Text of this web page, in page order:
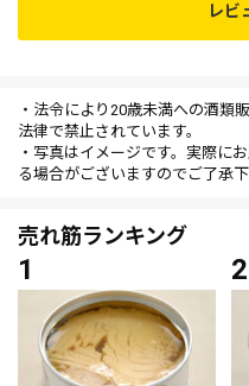
レビ
・法令により20歳未満への酒類
法律で禁止されています。
・写真はイメージです。実際に
る場合がございますのでご了承下
売れ筋ランキング